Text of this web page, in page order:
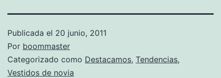
Publicada el 20 junio, 2011
Por boommaster
Categorizado como Destacamos, Tendencias,
Vestidos de novia